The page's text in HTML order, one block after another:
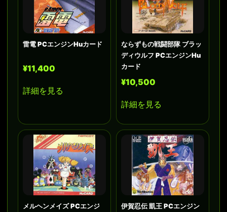
雷電 PCエンジンHuカード
¥11,400
詳細を見る
ならずもの戦闘部隊 ブラッ
ディウルフ PCエンジンHu
カード
¥10,500
詳細を見る
メルヘンメイズ PCエンジ
伊賀忍伝 凱王 PCエンジン